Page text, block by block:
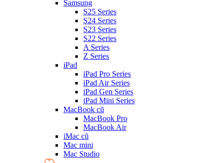
Samsung
S25 Series
S24 Series
S23 Series
S22 Series
A Series
Z Series
iPad
iPad Pro Series
iPad Air Series
iPad Gen Series
iPad Mini Series
MacBook cũ
MacBook Pro
MacBook Air
iMac cũ
Mac mini
Mac Studio